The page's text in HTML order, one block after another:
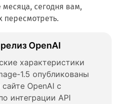
сегодня вам,
пересмотреть.
OpenAI
характеристики
1.5 опубликованы
OpenAI с
интеграции API